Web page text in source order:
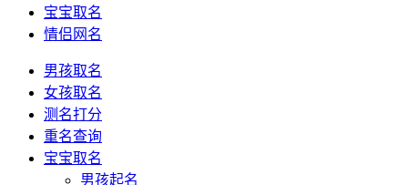
宝宝取名
情侣网名
男孩取名
女孩取名
测名打分
重名查询
宝宝取名
男孩起名